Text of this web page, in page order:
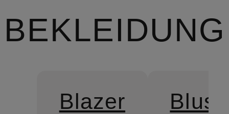
BEKLEIDUNG
Blazer